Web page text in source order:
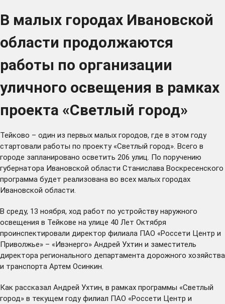
В малых городах Ивановской
области продолжаются
работы по организации
уличного освещения в рамках
проекта «Светлый город»
Тейково – один из первых малых городов, где в этом году
стартовали работы по проекту «Светлый город». Всего в
городе запланировано осветить 206 улиц. По поручению
губернатора Ивановской области Станислава Воскресенского
программа будет реализована во всех малых городах
Ивановской области.
В среду, 13 ноября, ход работ по устройству наружного
освещения в Тейкове на улице 40 Лет Октября
проинспектировали директор филиала ПАО «Россети Центр и
Приволжье» – «Ивэнерго» Андрей Ухтин и заместитель
директора регионального департамента дорожного хозяйства
и транспорта Артем Осинкин.
Как рассказал Андрей Ухтин, в рамках программы «Светлый
город» в текущем году филиал ПАО «Россети Центр и